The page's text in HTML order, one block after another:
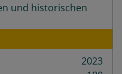
2023